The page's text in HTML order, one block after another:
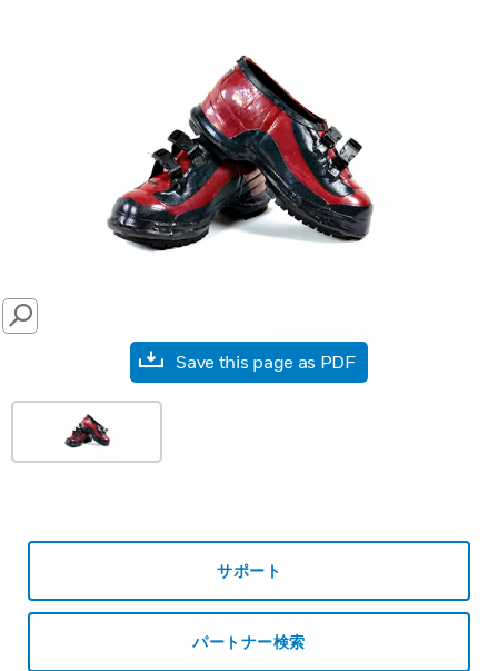
SEARCH
Save this page as PDF
サポート
パートナー検索